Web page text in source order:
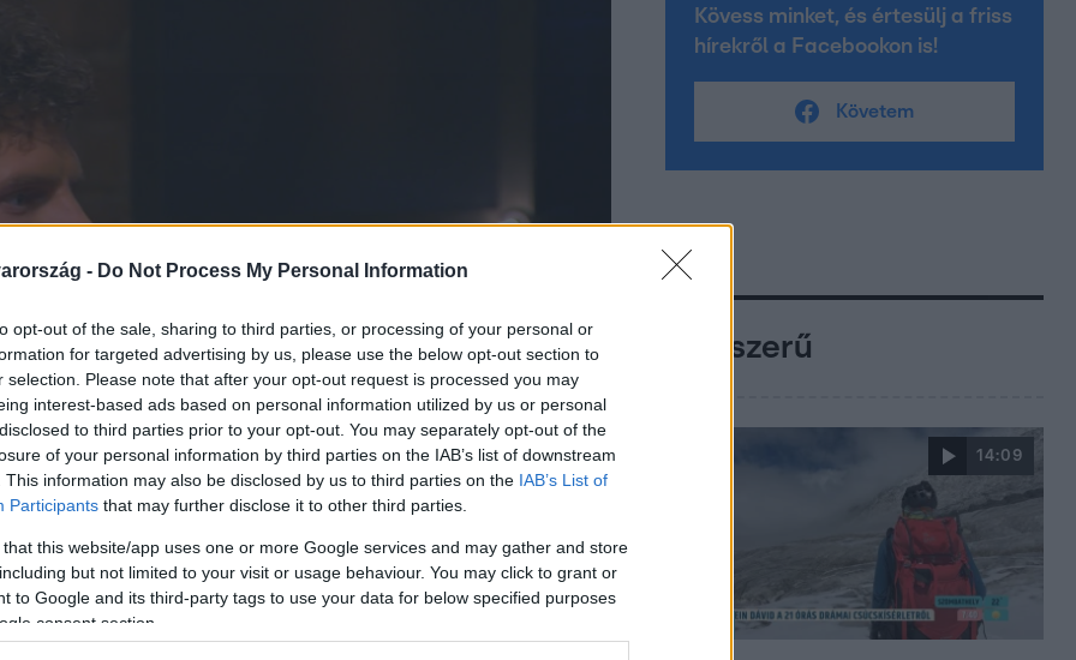
- Do Not Process My Personal Information
opt-out of the sale, sharing to third parties, or processing of your personal or
for targeted advertising by us, please use the below opt-out section to
selection. Please note that after your opt-out request is processed you may
interest-based ads based on personal information utilized by us or personal
to third parties prior to your opt-out. You may separately opt-out of the
of your personal information by third parties on the IAB’s list of downstream
This information may also be disclosed by us to third parties on the IAB’s List of
Participants that may further disclose it to other third parties.
that this website/app uses one or more Google services and may gather and store
but not limited to your visit or usage behaviour. You may click to grant or
to Google and its third-party tags to use your data for below specified purposes
consent section.
Kövess minket, és értesülj a friss
hírekről a Facebookon is!
Követem
Népszerű
14:09